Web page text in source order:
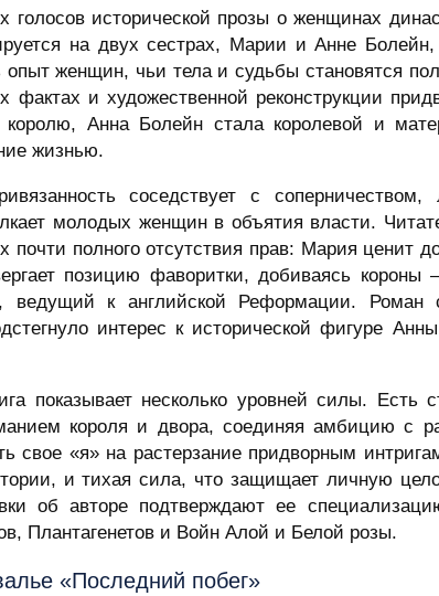
исторической прозы о женщинах
на двух сестрах, Марии и Анне Болейн,
опыт женщин, чьи тела и судьбы становятся
и художественной реконструкции
Анна Болейн стала королевой и
жизнью.
соседствует с
молодых женщин в объятия власти.
почти полного отсутствия прав: Мария ценит
позицию фаворитки, добиваясь
ведущий к английской Реформации. Роман
интерес к исторической фигуре
показывает несколько уровней силы. Есть
короля и двора, соединяя амбицию с
«я» на растерзание придворным
и тихая сила, что защищает личную
об авторе подтверждают ее
Плантагенетов и Войн Алой и Белой розы.
«Последний побег»